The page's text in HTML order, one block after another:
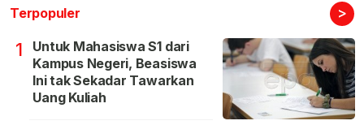
Terpopuler >
1
Untuk Mahasiswa S1 dari
Kampus Negeri, Beasiswa
Ini tak Sekadar Tawarkan
Uang Kuliah